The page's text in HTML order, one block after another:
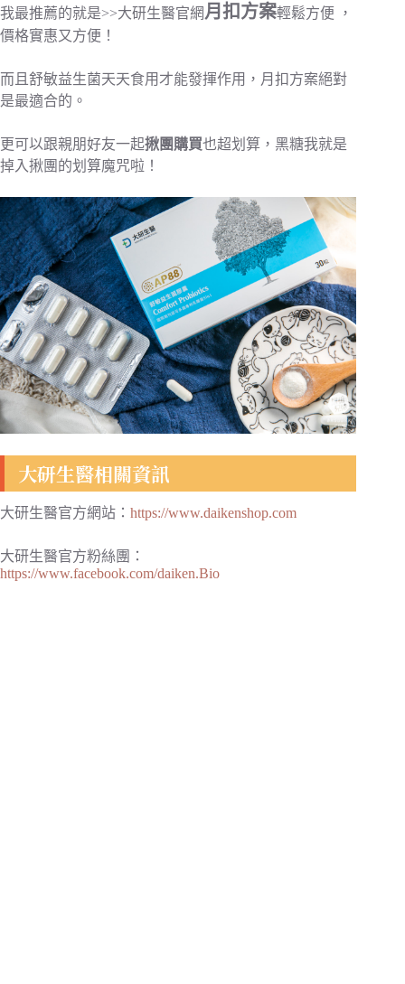
我最推薦的就是>>大研生醫官網月扣方案輕鬆方便 ，
價格實惠又方便！
而且舒敏益生菌天天食用才能發揮作用，月扣方案絕對
是最適合的。
更可以跟親朋好友一起揪團購買也超划算，黑糖我就是
掉入揪團的划算魔咒啦！
大研生醫相關資訊
大研生醫官方網站： https://www.daikenshop.com
大研生醫官方粉絲團：
https://www.facebook.com/daiken.Bio